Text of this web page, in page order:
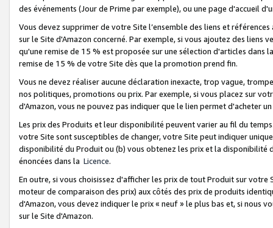
des événements (Jour de Prime par exemple), ou une page d'accueil
Vous devez supprimer de votre Site l’ensemble des liens et
sur le Site d'Amazon concerné. Par exemple, si vous ajoutez des
qu'une remise de 15 % est proposée sur une sélection d'articles
remise de 15 % de votre Site dès que la promotion prend fin.
Vous ne devez réaliser aucune déclaration inexacte, trop vague,
nos politiques, promotions ou prix. Par exemple, si vous placez sur
d'Amazon, vous ne pouvez pas indiquer que le lien permet d'acheter
Les prix des Produits et leur disponibilité peuvent varier au fil du
votre Site sont susceptibles de changer, votre Site peut indiquer
disponibilité du Produit ou (b) vous obtenez les prix et la disponibilité
énoncées dans la Licence.
En outre, si vous choisissez d'afficher les prix de tout Produit sur
moteur de comparaison des prix) aux côtés des prix de produits
d'Amazon, vous devez indiquer le prix « neuf » le plus bas et, si nous
sur le Site d'Amazon.